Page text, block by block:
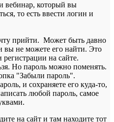
вебинар, который вы
то есть ввести логин и
прийти. Может быть давно
вы не можете его найти. Это
на сайте.
Но пароль можно поменять.
"Забыли пароль".
и сохраняете его куда-то,
любой пароль, самое
на сайт и там находите тот